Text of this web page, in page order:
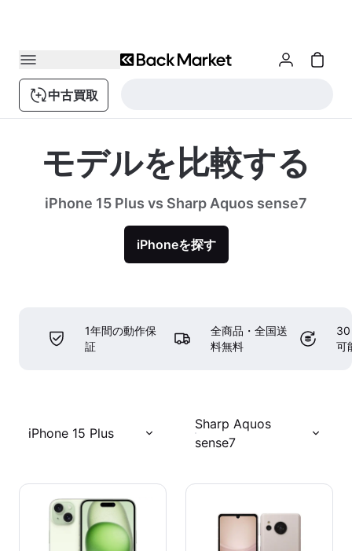
中古買取
モデルを比較する
iPhone 15 Plus vs Sharp Aquos sense7
iPhoneを探す
1年間の動作保
証
全商品・全国送
料無料
30
可
iPhone 15 Plus
Sharp Aquos
sense7